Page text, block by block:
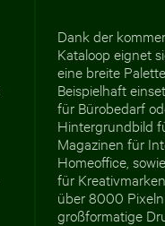
Dank der
Kataloop eignet
eine breite
Beispielhaft
für Bürobedarf
Hintergrundbild
Magazinen für
Homeoffice,
für
über 8000
großformatige